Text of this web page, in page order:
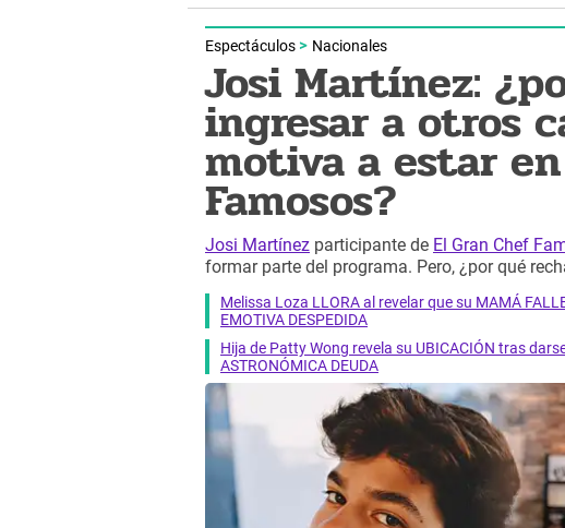
Espectáculos Nacionales
Josi Martínez:
ingresar a otros
motiva a estar
Famosos?
Josi Martínez participante de El Gran Chef
formar parte del programa. Pero, ¿por qué
Melissa Loza LLORA al revelar que su MAMÁ
EMOTIVA DESPEDIDA
Hija de Patty Wong revela su UBICACIÓN tras
ASTRONÓMICA DEUDA